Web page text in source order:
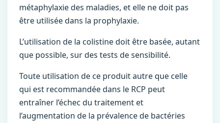
métaphylaxie des maladies, et elle ne doit pas
être utilisée dans la prophylaxie.
L’utilisation de la colistine doit être basée, autant
que possible, sur des tests de sensibilité.
Toute utilisation de ce produit autre que celle
qui est recommandée dans le RCP peut
entraîner l’échec du traitement et
l’augmentation de la prévalence de bactéries